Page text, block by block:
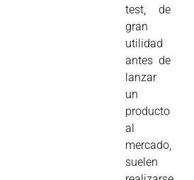
test, de
gran
utilidad
antes de
lanzar
un
producto
al
mercado,
suelen